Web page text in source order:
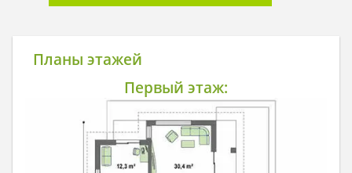
Планы этажей
Первый этаж: